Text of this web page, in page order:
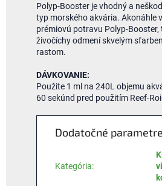
Polyp-Booster je vhodný a
typ morského akvária. Akonáhle
prémiovú potravu Polyp-Booster,
živočíchy odmení skvelým
rastom.
DÁVKOVANIE:
Použite 1 ml na 240L objemu
60 sekúnd pred použitím Reef-
Dodatočné parametre
Kategória: